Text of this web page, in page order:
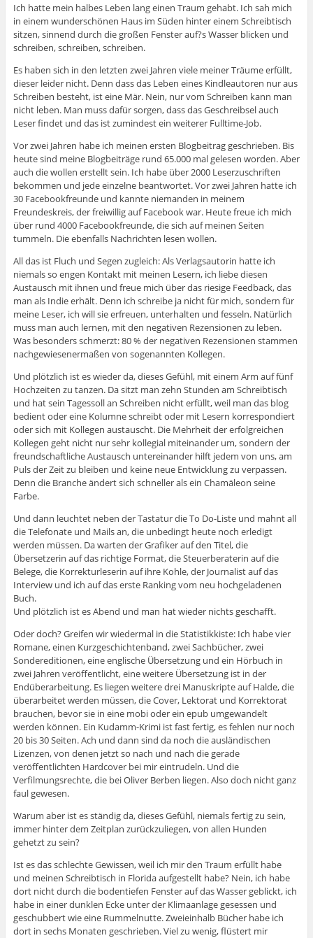
Ich hatte mein halbes Leben lang einen Traum gehabt. Ich sah mich
in einem wunderschönen Haus im Süden hinter einem Schreibtisch
sitzen, sinnend durch die großen Fenster auf?s Wasser blicken und
schreiben, schreiben, schreiben.
Es haben sich in den letzten zwei Jahren viele meiner Träume erfüllt,
dieser leider nicht. Denn dass das Leben eines Kindleautoren nur aus
Schreiben besteht, ist eine Mär. Nein, nur vom Schreiben kann man
nicht leben. Man muss dafür sorgen, dass das Geschreibsel auch
Leser findet und das ist zumindest ein weiterer Fulltime-Job.
Vor zwei Jahren habe ich meinen ersten Blogbeitrag geschrieben. Bis
heute sind meine Blogbeiträge rund 65.000 mal gelesen worden. Aber
auch die wollen erstellt sein. Ich habe über 2000 Leserzuschriften
bekommen und jede einzelne beantwortet. Vor zwei Jahren hatte ich
30 Facebookfreunde und kannte niemanden in meinem
Freundeskreis, der freiwillig auf Facebook war. Heute freue ich mich
über rund 4000 Facebookfreunde, die sich auf meinen Seiten
tummeln. Die ebenfalls Nachrichten lesen wollen.
All das ist Fluch und Segen zugleich: Als Verlagsautorin hatte ich
niemals so engen Kontakt mit meinen Lesern, ich liebe diesen
Austausch mit ihnen und freue mich über das riesige Feedback, das
man als Indie erhält. Denn ich schreibe ja nicht für mich, sondern für
meine Leser, ich will sie erfreuen, unterhalten und fesseln. Natürlich
muss man auch lernen, mit den negativen Rezensionen zu leben.
Was besonders schmerzt: 80 % der negativen Rezensionen stammen
nachgewiesenermaßen von sogenannten Kollegen.
Und plötzlich ist es wieder da, dieses Gefühl, mit einem Arm auf fünf
Hochzeiten zu tanzen. Da sitzt man zehn Stunden am Schreibtisch
und hat sein Tagessoll an Schreiben nicht erfüllt, weil man das blog
bedient oder eine Kolumne schreibt oder mit Lesern korrespondiert
oder sich mit Kollegen austauscht. Die Mehrheit der erfolgreichen
Kollegen geht nicht nur sehr kollegial miteinander um, sondern der
freundschaftliche Austausch untereinander hilft jedem von uns, am
Puls der Zeit zu bleiben und keine neue Entwicklung zu verpassen.
Denn die Branche ändert sich schneller als ein Chamäleon seine
Farbe.
Und dann leuchtet neben der Tastatur die To Do-Liste und mahnt all
die Telefonate und Mails an, die unbedingt heute noch erledigt
werden müssen. Da warten der Grafiker auf den Titel, die
Übersetzerin auf das richtige Format, die Steuerberaterin auf die
Belege, die Korrekturleserin auf ihre Kohle, der Journalist auf das
Interview und ich auf das erste Ranking vom neu hochgeladenen
Buch.
Und plötzlich ist es Abend und man hat wieder nichts geschafft.
Oder doch? Greifen wir wiedermal in die Statistikkiste: Ich habe vier
Romane, einen Kurzgeschichtenband, zwei Sachbücher, zwei
Sondereditionen, eine englische Übersetzung und ein Hörbuch in
zwei Jahren veröffentlicht, eine weitere Übersetzung ist in der
Endüberarbeitung. Es liegen weitere drei Manuskripte auf Halde, die
überarbeitet werden müssen, die Cover, Lektorat und Korrektorat
brauchen, bevor sie in eine mobi oder ein epub umgewandelt
werden können. Ein Kudamm-Krimi ist fast fertig, es fehlen nur noch
20 bis 30 Seiten. Ach und dann sind da noch die ausländischen
Lizenzen, von denen jetzt so nach und nach die gerade
veröffentlichten Hardcover bei mir eintrudeln. Und die
Verfilmungsrechte, die bei Oliver Berben liegen. Also doch nicht ganz
faul gewesen.
Warum aber ist es ständig da, dieses Gefühl, niemals fertig zu sein,
immer hinter dem Zeitplan zurückzuliegen, von allen Hunden
gehetzt zu sein?
Ist es das schlechte Gewissen, weil ich mir den Traum erfüllt habe
und meinen Schreibtisch in Florida aufgestellt habe? Nein, ich habe
dort nicht durch die bodentiefen Fenster auf das Wasser geblickt, ich
habe in einer dunklen Ecke unter der Klimaanlage gesessen und
geschubbert wie eine Rummelnutte. Zweieinhalb Bücher habe ich
dort in sechs Monaten geschrieben. Viel zu wenig, flüstert mir